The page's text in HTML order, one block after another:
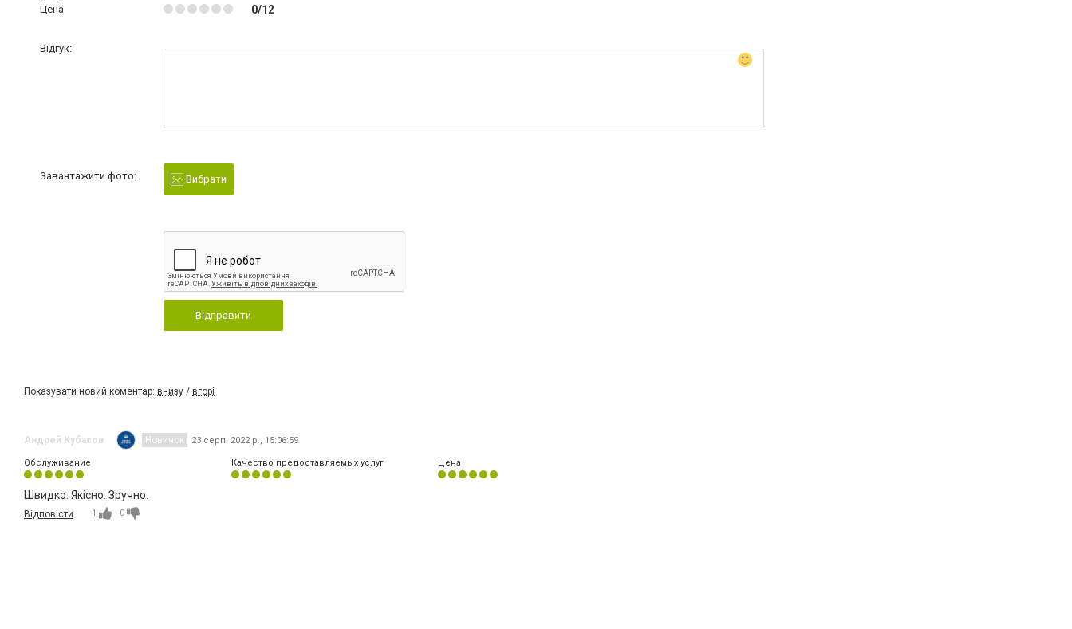
Цена 0/12
Відгук:
Завантажити фото: Вибрати
Відправити
Показувати новий коментар: внизу / вгорі
Андрей Кубасов Новичок 23 серп. 2022 р., 15:06:59
Обслуживание Качество предоставляемых услуг Цена
Швидко. Якісно. Зручно.
Відповісти 1 0